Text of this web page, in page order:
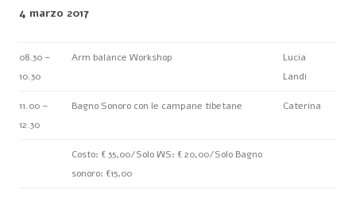
4 marzo 2017
08.30 –
10.30
Arm balance Workshop
Lucia
Landi
11.00 –
12.30
Bagno Sonoro con le campane tibetane Caterina
Costo: € 35,00/Solo WS: € 20,00/Solo Bagno
sonoro: €15,00